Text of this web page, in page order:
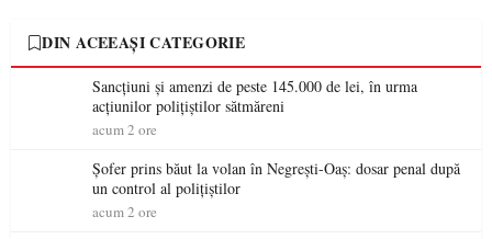
DIN ACEEAȘI CATEGORIE
Sancțiuni și amenzi de peste 145.000 de lei, în urma
acțiunilor polițiștilor sătmăreni
acum 2 ore
Șofer prins băut la volan în Negrești-Oaș: dosar penal după
un control al polițiștilor
acum 2 ore